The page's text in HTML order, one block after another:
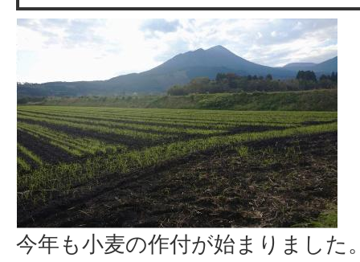
今年も小麦の作付が始まりました